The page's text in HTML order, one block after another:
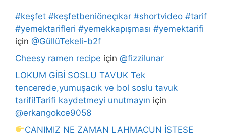
#keşfet #keşfetbeniöneçıkar #shortvideo #tarif
#yemektarifleri #yemekkapışması #yemektarifi
için @GüllüTekeli-b2f
Cheesy ramen recipe için @fizzilunar
LOKUM GİBİ SOSLU TAVUK Tek
tencerede,yumuşacık ve bol soslu tavuk
tarifi!Tarifi kaydetmeyi unutmayın için
@erkangokce9058
CANIMIZ NE ZAMAN LAHMACUN İSTESE